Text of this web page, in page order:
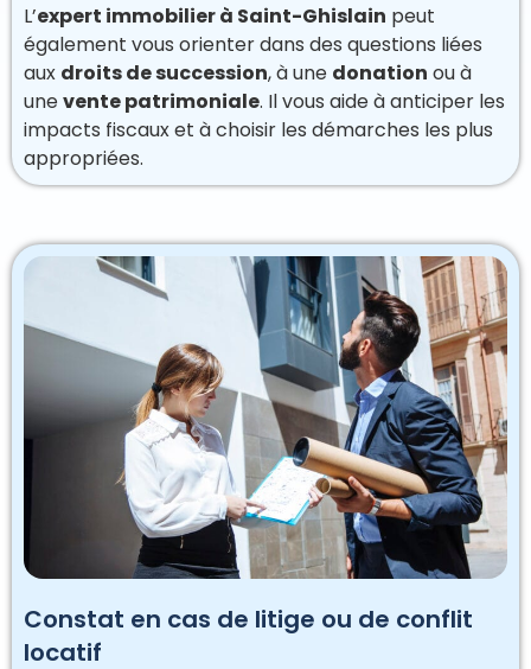
L’expert immobilier à Saint-Ghislain peut
également vous orienter dans des questions liées
aux droits de succession, à une donation ou à
unevente patrimoniale. Il vous aide à anticiper les
impacts fiscaux et à choisir les démarches les plus
appropriées.
Constat en cas de litige ou de conflit
locatif